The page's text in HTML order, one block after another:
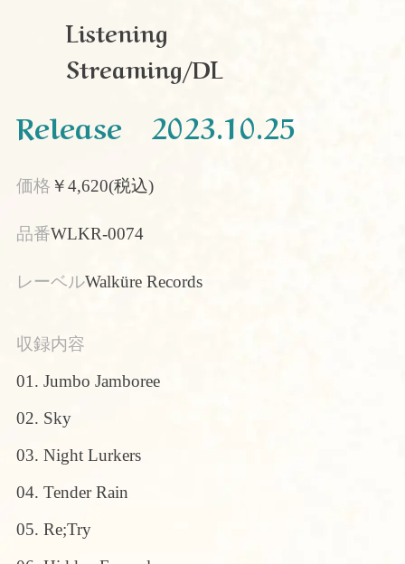
Listening
Streaming/DL
Release 2023.10.25
価格 ￥4,620(税込)
品番WLKR-0074
レーベルWalküre Records
収録内容
01. Jumbo Jamboree
02. Sky
03. Night Lurkers
04. Tender Rain
05. Re;Try